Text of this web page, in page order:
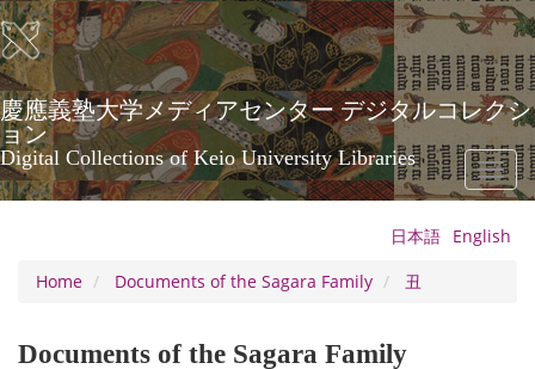
Skip
to
main
content
慶應義塾大学メディアセンター デジタルコレクシ
ョン
Digital Collections of Keio University Libraries
Toggle
日本語 English
Home
Documents of the Sagara Family 丑
Documents of the Sagara Family